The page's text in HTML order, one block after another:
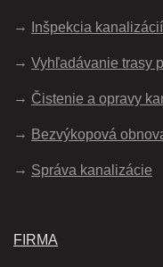
Inšpekcia kanalizácií
Vyhľadávanie trasy
Čistenie a opravy
Bezvýkopová
Správa kanalizácie
FIRMA